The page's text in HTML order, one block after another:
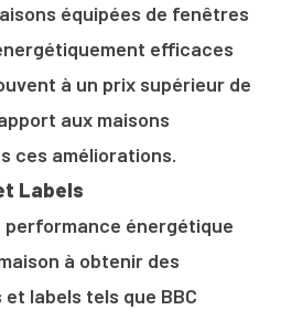
équipées de fenêtres
efficaces
à un prix supérieur de
aux maisons
ces améliorations.
Labels
performance énergétique
à obtenir des
labels tels que BBC